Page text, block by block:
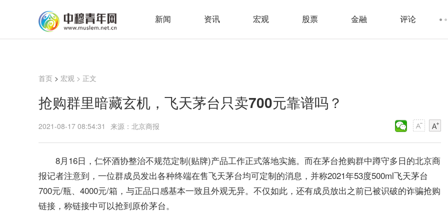
新闻 资讯 宏观 股票 金融 评论
首页 > 宏观 > 正文
抢购群里暗藏玄机，飞天茅台只卖700元靠谱吗？
2021-08-17 08:54:31 来源：北京商报
8月16日，仁怀酒协整治不规范定制(贴牌)产品工作正式落地实施。而在茅台抢购群中蹲守多日的北京商
报记者注意到，一位群成员发出各种终端在售飞天茅台均可定制的消息，并称2021年53度500ml飞天茅台
700元/瓶、4000元/箱，与正品口感基本一致且外观无异。不仅如此，还有成员放出之前已被识破的诈骗抢购
链接，称链接中可以抢到原价茅台。